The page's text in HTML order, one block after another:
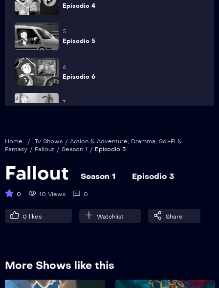
Episodio 4
5
Episodio 5
6
Episodio 6
7
Episodio 8
9
10
Episodio 10
12
Home / Tv Shows / Action & Adventure, Dramma, Sci-Fi &
Fantasy / Fallout / Season 1 / Episodio 3
Fallout Season 1 Episodio 3
0 10 Views 0
0 likes Watchlist Share
More Shows like this